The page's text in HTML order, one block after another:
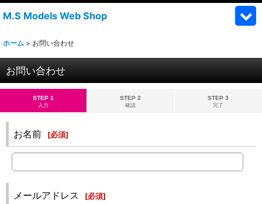
M.S Models Web Shop
ホーム > お問い合わせ
お問い合わせ
STEP 1
入力
STEP 2
確認
STEP 3
完了
お名前 [必須]
メールアドレス [必須]